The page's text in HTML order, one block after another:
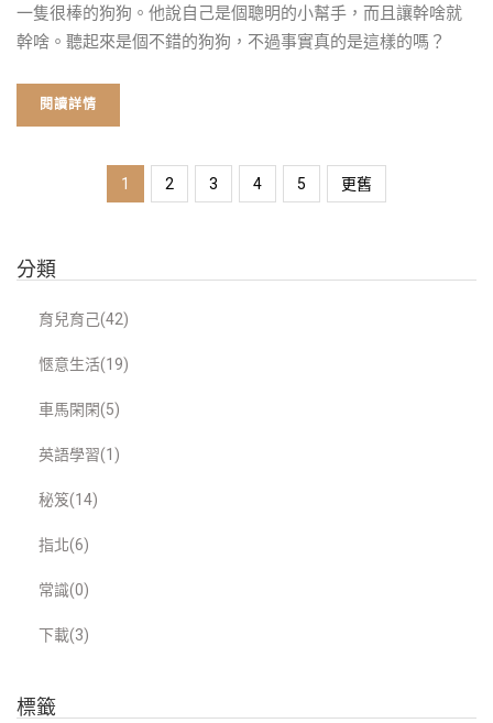
一隻很棒的狗狗。他說自己是個聰明的小幫手，而且讓幹啥就
幹啥。聽起來是個不錯的狗狗，不過事實真的是這樣的嗎？
閱讀詳情
1 2 3 4 5 更舊
分類
育兒育己(42)
愜意生活(19)
車馬閑閑(5)
英語學習(1)
秘笈(14)
指北(6)
常識(0)
下載(3)
標籤